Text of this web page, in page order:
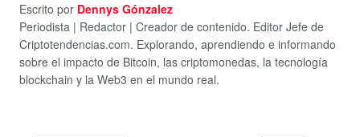
Escrito por Dennys Gónzalez
Periodista | Redactor | Creador de contenido. Editor Jefe de
Criptotendencias.com. Explorando, aprendiendo e informando
sobre el impacto de Bitcoin, las criptomonedas, la tecnología
blockchain y la Web3 en el mundo real.